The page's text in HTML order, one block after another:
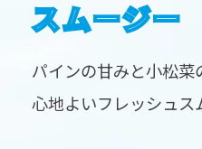
スムージー
パインの甘みと小松菜
心地よいフレッシュス